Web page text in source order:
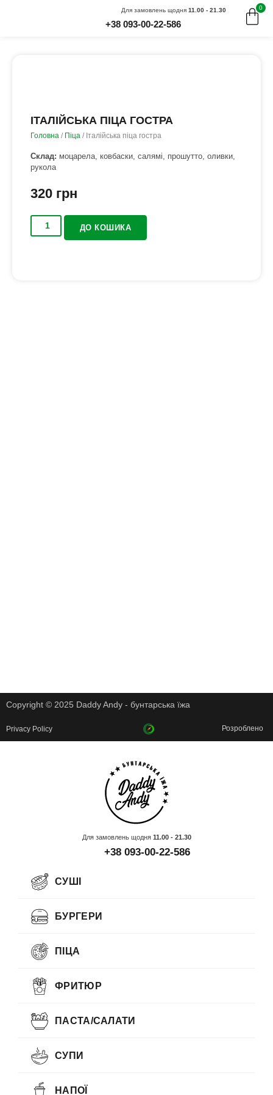
Для замовлень щодня 11.00 - 21.30
+38 093-00-22-586
0
ІТАЛІЙСЬКА ПІЦА ГОСТРА
Головна / Піца / Італійська піца гостра
Склад: моцарела, ковбаски, салямі, прошутто, оливки,
рукола
320 грн
ДО КОШИКА
Copyright © 2025 Daddy Andy - бунтарська їжа
Privacy Policy Розроблено
Для замовлень щодня 11.00 - 21.30
+38 093-00-22-586
СУШІ
БУРГЕРИ
ПІЦА
ФРИТЮР
ПАСТА/САЛАТИ
СУПИ
НАПОЇ